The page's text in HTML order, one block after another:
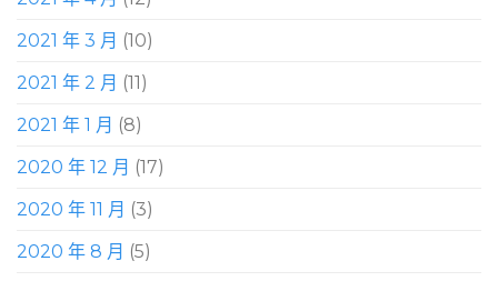
2021 年 3 月 (10)
2021 年 2 月 (11)
2021 年 1 月 (8)
2020 年 12 月 (17)
2020 年 11 月 (3)
2020 年 8 月 (5)